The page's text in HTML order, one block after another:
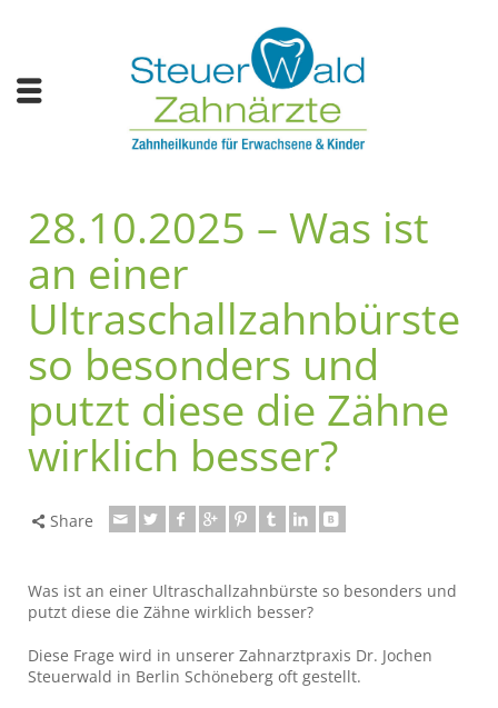
28.10.2025 – Was ist
an einer
Ultraschallzahnbürste
so besonders und
putzt diese die Zähne
wirklich besser?
Share
Was ist an einer Ultraschallzahnbürste so besonders und
putzt diese die Zähne wirklich besser?
Diese Frage wird in unserer Zahnarztpraxis Dr. Jochen
Steuerwald in Berlin Schöneberg oft gestellt.